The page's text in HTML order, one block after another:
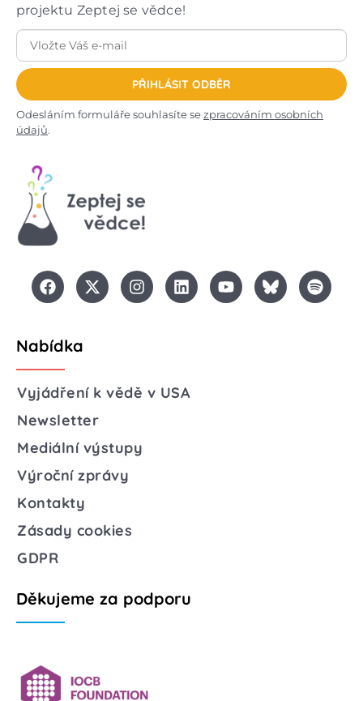
projektu Zeptej se vědce!
PŘIHLÁSIT ODBĚR
Odesláním formuláře souhlasíte sezpracováním osobních
údajů.
Nabídka
Vyjádření k vědě v USA
Newsletter
Mediální výstupy
Výroční zprávy
Kontakty
Zásady cookies
GDPR
Děkujeme za podporu